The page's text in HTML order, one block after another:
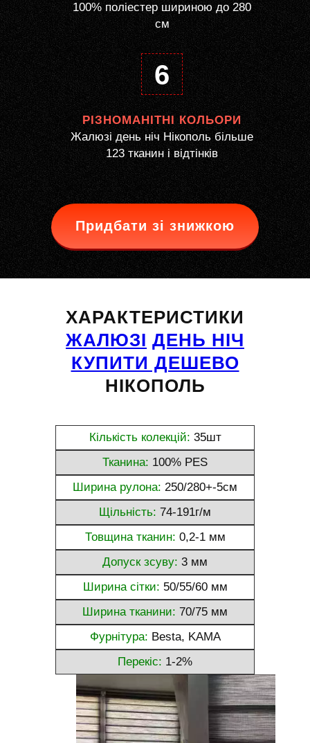
100% поліестер шириною до 280
см
6
РІЗНОМАНІТНІ КОЛЬОРИ
Жалюзі день ніч Нікополь більше
123 тканин і відтінків
Придбати зі знижкою
ХАРАКТЕРИСТИКИ
ЖАЛЮЗІ ДЕНЬ НІЧ
КУПИТИ ДЕШЕВО
НІКОПОЛЬ
Кількість колекцій: 35шт
Тканина: 100% PES
Ширина рулона: 250/280+-5см
Щільність: 74-191г/м
Товщина тканин: 0,2-1 мм
Допуск зсуву: 3 мм
Ширина сітки: 50/55/60 мм
Ширина тканини: 70/75 мм
Фурнітура: Besta, KAMA
Перекіс: 1-2%